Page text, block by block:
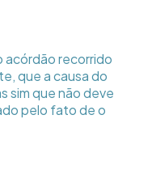
acórdão recorrido
que a causa do
sim que não deve
pelo fato de o